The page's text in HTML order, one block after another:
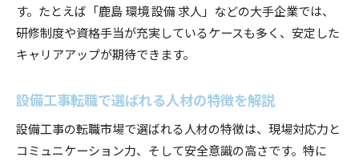
す。たとえば「鹿島 環境 設備 求人」などの大手企業では、
研修制度や資格手当が充実しているケースも多く、安定した
キャリアアップが期待できます。
設備工事転職で選ばれる人材の特徴を解説
設備工事の転職市場で選ばれる人材の特徴は、現場対応力と
コミュニケーション力、そして安全意識の高さです。特に